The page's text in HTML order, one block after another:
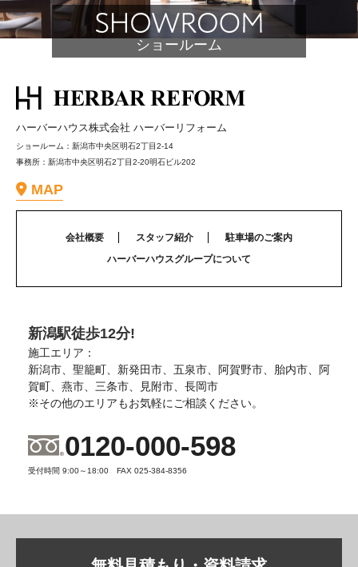
ン
ショールーム
ハーバーハウス株式会社 ハーバーリフォーム
ショールーム：新潟市中央区明石2丁目2-14
事務所：新潟市中央区明石2丁目2-20明石ビル202
MAP
会社概要 スタッフ紹介
駐車場のご案内
ハーバーハウスグループについて
新潟駅徒歩12分!
施工エリア：
新潟市、聖籠町、新発田市、五泉市、阿賀野市、胎内市、阿
賀町、燕市、三条市、見附市、長岡市
※その他のエリアもお気軽にご相談ください。
0120-000-598
受付時間 9:00～18:00 FAX 025-384-8356